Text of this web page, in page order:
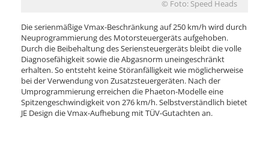
© Foto: Speed Heads
Die serienmäßige Vmax-Beschränkung auf 250 km/h wird durch
Neuprogrammierung des Motorsteuergeräts aufgehoben.
Durch die Beibehaltung des Seriensteuergeräts bleibt die volle
Diagnosefähigkeit sowie die Abgasnorm uneingeschränkt
erhalten. So entsteht keine Störanfälligkeit wie möglicherweise
bei der Verwendung von Zusatzsteuergeräten. Nach der
Umprogrammierung erreichen die Phaeton-Modelle eine
Spitzengeschwindigkeit von 276 km/h. Selbstverständlich bietet
JE Design die Vmax-Aufhebung mit TÜV-Gutachten an.